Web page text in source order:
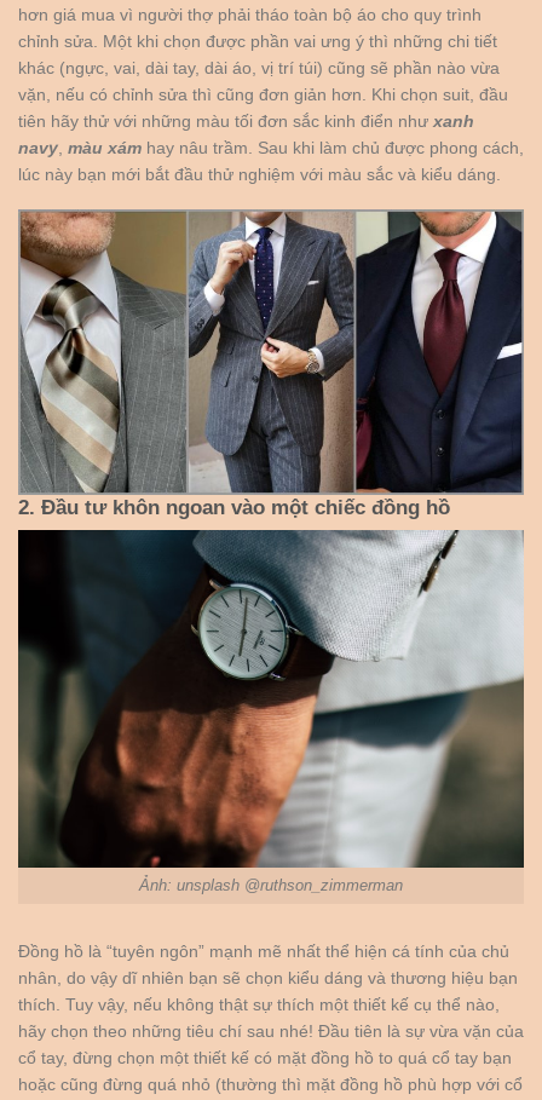
hơn giá mua vì người thợ phải tháo toàn bộ áo cho quy trình
chỉnh sửa. Một khi chọn được phần vai ưng ý thì những chi tiết
khác (ngực, vai, dài tay, dài áo, vị trí túi) cũng sẽ phần nào vừa
vặn, nếu có chỉnh sửa thì cũng đơn giản hơn. Khi chọn suit, đầu
tiên hãy thử với những màu tối đơn sắc kinh điển như xanh
navy màu xám hay nâu trầm. Sau khi làm chủ được phong cách,
lúc này bạn mới bắt đầu thử nghiệm với màu sắc và kiểu dáng.
2. Đầu tư khôn ngoan vào một chiếc đồng hồ
Ảnh: unsplash @ruthson_zimmerman
Đồng hồ là “tuyên ngôn” mạnh mẽ nhất thể hiện cá tính của chủ
nhân, do vậy dĩ nhiên bạn sẽ chọn kiểu dáng và thương hiệu bạn
thích. Tuy vậy, nếu không thật sự thích một thiết kế cụ thể nào,
hãy chọn theo những tiêu chí sau nhé! Đầu tiên là sự vừa vặn của
cổ tay, đừng chọn một thiết kế có mặt đồng hồ to quá cổ tay bạn
hoặc cũng đừng quá nhỏ (thường thì mặt đồng hồ phù hợp với cổ